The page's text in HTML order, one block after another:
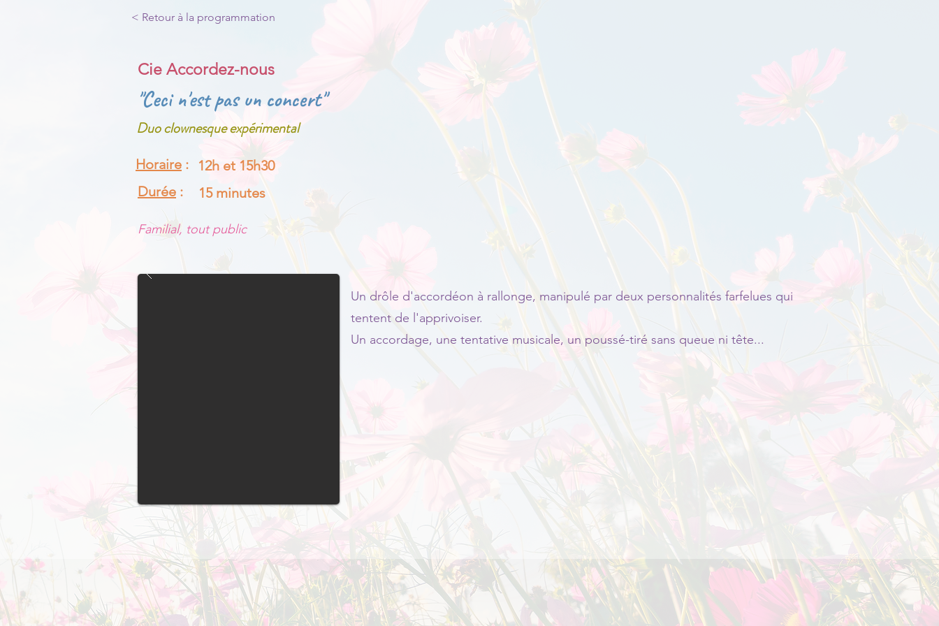
< Retour à la programmation
"Ceci n'est pas un concert"
Cie Accordez-nous
Duo clownesque expérimental
Horaire :
12h et 15h30
Durée : 15 minutes
Familial, tout public
Un drôle d'accordéon à rallonge, manipulé par deux personnalités farfelues qui
tentent de l'apprivoiser.
Un accordage, une tentative musicale, un poussé-tiré sans queue ni tête...